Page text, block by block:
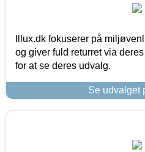
Illux.dk fokuserer på
og giver fuld returret via
for at se deres udvalg.
Se udvalget